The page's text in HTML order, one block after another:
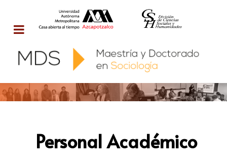
Personal Académico